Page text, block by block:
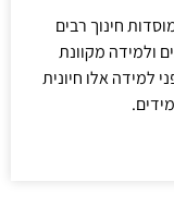
חינוך רבים
ולמידה מקוונת
למידה אלו חיונית